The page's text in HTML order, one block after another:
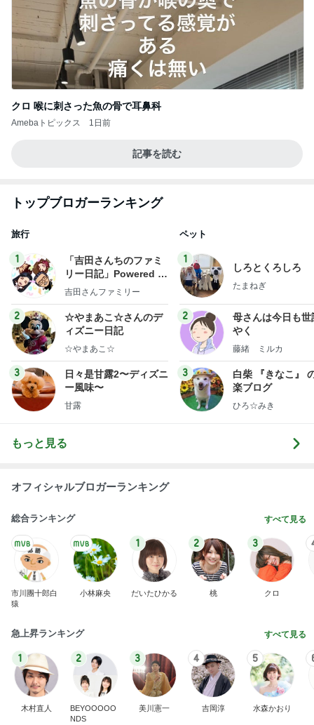
クロ 喉に刺さった魚の骨で耳鼻科
Amebaトピックス 1日前
記事を読む
トップブロガーランキング
旅行
1
「吉田さんちのファミ
リー日記」Powered b
y Ameba 吉田さんファ
ログ
吉田さんファミリー
2
☆やまあこ☆さんのデ
ィズニー日記
☆やまあこ☆
3
日々是甘露2〜ディズニ
ー風味〜
甘露
ペット
1
しろとくろしろ
たまねぎ
2
母さんは今日も世
やく
藤緒 ミルカ
3
白柴 『きなこ』
楽ブログ
ひろ☆みき
もっと見る
オフィシャルブロガーランキング
総合ランキング すべて見る
市川團十郎白
猿
小林麻央
1
だいたひかる
2
桃
3
クロ
急上昇ランキング すべて見る
1
木村直人
2
BEYOOOOO
NDS
3
美川憲一
4
吉岡淳
5
水森かおり